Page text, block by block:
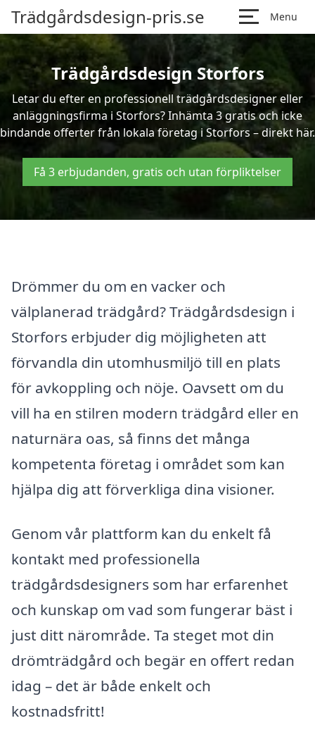
Trädgårdsdesign-pris.se Menu
Trädgårdsdesign Storfors
Letar du efter en professionell trädgårdsdesigner eller
anläggningsfirma i Storfors? Inhämta 3 gratis och icke
bindande offerter från lokala företag i Storfors – direkt här.
Få 3 erbjudanden, gratis och utan förpliktelser
Drömmer du om en vacker och
välplanerad trädgård? Trädgårdsdesign i
Storfors erbjuder dig möjligheten att
förvandla din utomhusmiljö till en plats
för avkoppling och nöje. Oavsett om du
vill ha en stilren modern trädgård eller en
naturnära oas, så finns det många
kompetenta företag i området som kan
hjälpa dig att förverkliga dina visioner.
Genom vår plattform kan du enkelt få
kontakt med professionella
trädgårdsdesigners som har erfarenhet
och kunskap om vad som fungerar bäst i
just ditt närområde. Ta steget mot din
drömträdgård och begär en offert redan
idag – det är både enkelt och
kostnadsfritt!